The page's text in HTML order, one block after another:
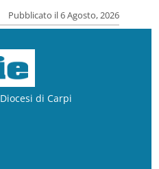
Pubblicato il 6 Agosto, 2026
Diocesi di Carpi